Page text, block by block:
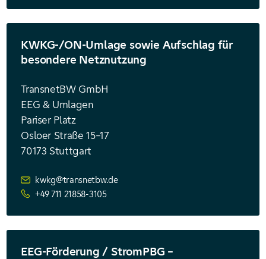
KWKG-/ON-Umlage sowie Aufschlag für
besondere Netznutzung
TransnetBW GmbH
EEG & Umlagen
Pariser Platz
Osloer Straße 15–17
70173 Stuttgart
kwkg@transnetbw.de
+49 711 21858-3105
EEG-Förderung / StromPBG –